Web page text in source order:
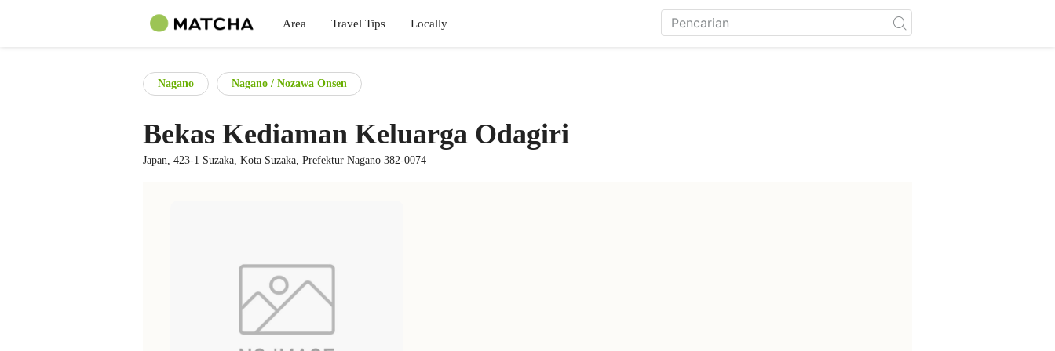
Area Travel Tips Locally
Nagano Nagano / Nozawa Onsen
Bekas Kediaman Keluarga Odagiri
Japan, 423-1 Suzaka, Kota Suzaka, Prefektur Nagano 382-0074